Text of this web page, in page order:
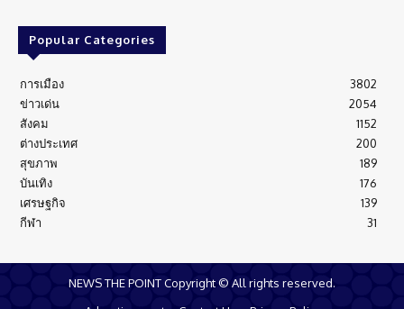
Popular Categories
การเมือง
3802
ข่าวเด่น
2054
สังคม
1152
ต่างประเทศ
200
สุขภาพ
189
บันเทิง
176
เศรษฐกิจ
139
กีฬา
31
NEWS THE POINT Copyright © All rights reserved.